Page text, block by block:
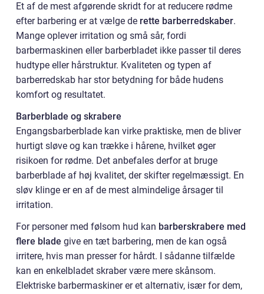
Et af de mest afgørende skridt for at reducere rødme
efter barbering er at vælge de rette barberredskaber.
Mange oplever irritation og små sår, fordi
barbermaskinen eller barberbladet ikke passer til deres
hudtype eller hårstruktur. Kvaliteten og typen af
barberredskab har stor betydning for både hudens
komfort og resultatet.
Barberblade og skrabere
Engangsbarberblade kan virke praktiske, men de bliver
hurtigt sløve og kan trække i hårene, hvilket øger
risikoen for rødme. Det anbefales derfor at bruge
barberblade af høj kvalitet, der skifter regelmæssigt. En
sløv klinge er en af de mest almindelige årsager til
irritation.
For personer med følsom hud kan barberskrabere med
flere blade give en tæt barbering, men de kan også
irritere, hvis man presser for hårdt. I sådanne tilfælde
kan en enkelbladet skraber være mere skånsom.
Elektriske barbermaskiner er et alternativ, især for dem,